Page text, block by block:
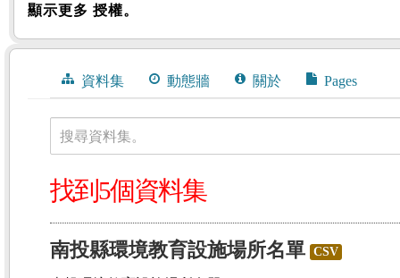
顯示更多 授權。
資料集 動態牆 關於 Pages
搜尋資料集。
找到5個資料集
南投縣環境教育設施場所名單 CSV